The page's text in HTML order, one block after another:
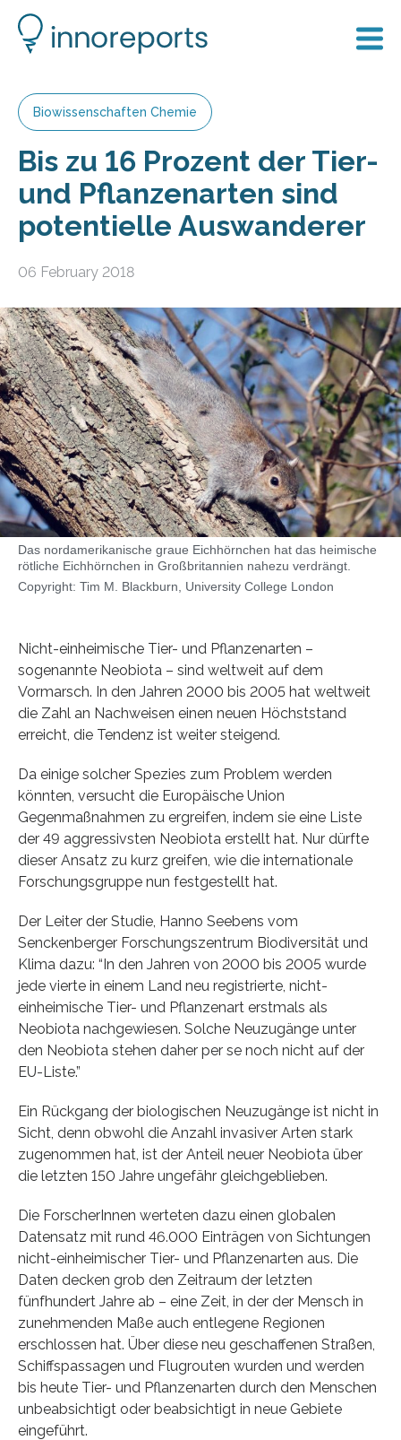
Biowissenschaften Chemie
Bis zu 16 Prozent der Tier-
und Pflanzenarten sind
potentielle Auswanderer
06 February 2018
Das nordamerikanische graue Eichhörnchen hat das heimische
rötliche Eichhörnchen in Großbritannien nahezu verdrängt.
Copyright: Tim M. Blackburn, University College London
Nicht-einheimische Tier- und Pflanzenarten –
sogenannte Neobiota – sind weltweit auf dem
Vormarsch. In den Jahren 2000 bis 2005 hat weltweit
die Zahl an Nachweisen einen neuen Höchststand
erreicht, die Tendenz ist weiter steigend.
Da einige solcher Spezies zum Problem werden
könnten, versucht die Europäische Union
Gegenmaßnahmen zu ergreifen, indem sie eine Liste
der 49 aggressivsten Neobiota erstellt hat. Nur dürfte
dieser Ansatz zu kurz greifen, wie die internationale
Forschungsgruppe nun festgestellt hat.
Der Leiter der Studie, Hanno Seebens vom
Senckenberger Forschungszentrum Biodiversität und
Klima dazu: “In den Jahren von 2000 bis 2005 wurde
jede vierte in einem Land neu registrierte, nicht-
einheimische Tier- und Pflanzenart erstmals als
Neobiota nachgewiesen. Solche Neuzugänge unter
den Neobiota stehen daher per se noch nicht auf der
EU-Liste.”
Ein Rückgang der biologischen Neuzugänge ist nicht in
Sicht, denn obwohl die Anzahl invasiver Arten stark
zugenommen hat, ist der Anteil neuer Neobiota über
die letzten 150 Jahre ungefähr gleichgeblieben.
Die ForscherInnen werteten dazu einen globalen
Datensatz mit rund 46.000 Einträgen von Sichtungen
nicht-einheimischer Tier- und Pflanzenarten aus. Die
Daten decken grob den Zeitraum der letzten
fünfhundert Jahre ab – eine Zeit, in der der Mensch in
zunehmenden Maße auch entlegene Regionen
erschlossen hat. Über diese neu geschaffenen Straßen,
Schiffspassagen und Flugrouten wurden und werden
bis heute Tier- und Pflanzenarten durch den Menschen
unbeabsichtigt oder beabsichtigt in neue Gebiete
eingeführt.